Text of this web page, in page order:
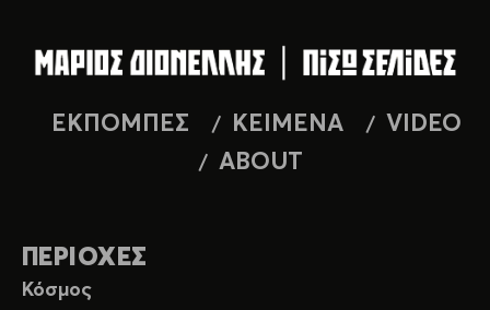
ΕΚΠΟΜΠΕΣ ΚΕΙΜΕΝΑ
VIDEO
ABOUT
ΠΕΡΙΟΧΕΣ
Κόσμος